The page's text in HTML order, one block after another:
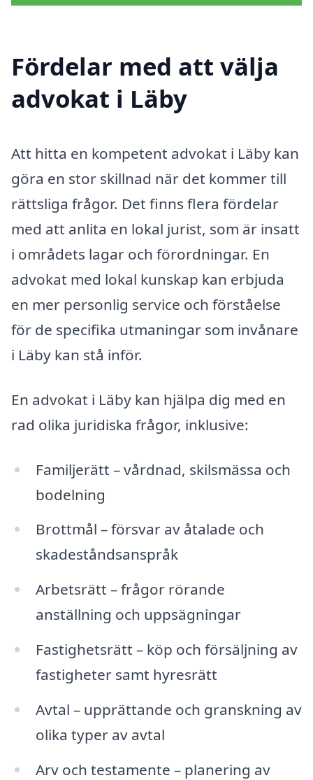
Fördelar med att välja
advokat i Läby
Att hitta en kompetent advokat i Läby kan
göra en stor skillnad när det kommer till
rättsliga frågor. Det finns flera fördelar
med att anlita en lokal jurist, som är insatt
i områdets lagar och förordningar. En
advokat med lokal kunskap kan erbjuda
en mer personlig service och förståelse
för de specifika utmaningar som invånare
i Läby kan stå inför.
En advokat i Läby kan hjälpa dig med en
rad olika juridiska frågor, inklusive:
Familjerätt – vårdnad, skilsmässa och
bodelning
Brottmål – försvar av åtalade och
skadeståndsanspråk
Arbetsrätt – frågor rörande
anställning och uppsägningar
Fastighetsrätt – köp och försäljning av
fastigheter samt hyresrätt
Avtal – upprättande och granskning av
olika typer av avtal
Arv och testamente – planering av